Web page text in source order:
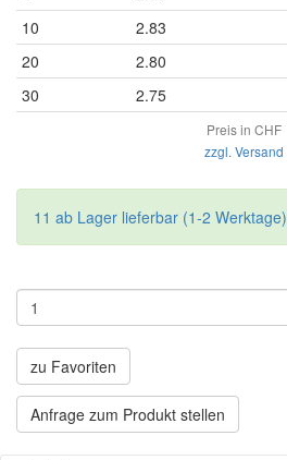
10 2.83
20 2.80
30 2.75
Preis in CHF
zzgl. Versand
11 ab Lager lieferbar (1-2 Werktage)
zu Favoriten
Anfrage zum Produkt stellen